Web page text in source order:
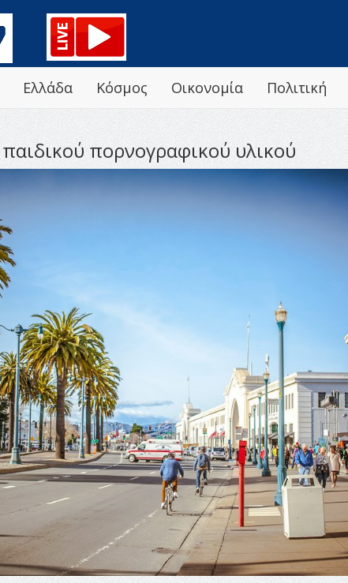
Ελλάδα Κόσμος Οικονομία Πολιτική
πορνογραφικού υλικού